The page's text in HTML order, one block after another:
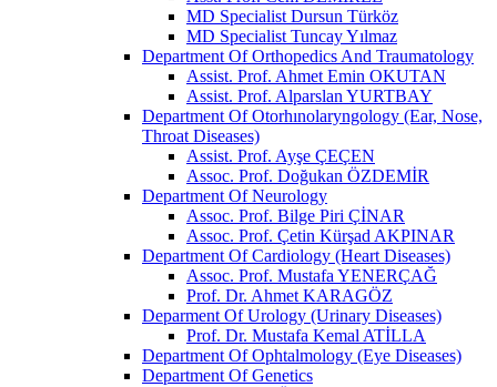
MD Specialist Dursun Türköz
MD Specialist Tuncay Yılmaz
Department Of Orthopedics And Traumatology
Assist. Prof. Ahmet Emin OKUTAN
Assist. Prof. Alparslan YURTBAY
Department Of Otorhınolaryngology (Ear, Nose,
Throat Diseases)
Assist. Prof. Ayşe ÇEÇEN
Assoc. Prof. Doğukan ÖZDEMİR
Department Of Neurology
Assoc. Prof. Bilge Piri ÇİNAR
Assoc. Prof. Çetin Kürşad AKPINAR
Department Of Cardiology (Heart Diseases)
Assoc. Prof. Mustafa YENERÇAĞ
Prof. Dr. Ahmet KARAGÖZ
Deparment Of Urology (Urinary Diseases)
Prof. Dr. Mustafa Kemal ATİLLA
Department Of Ophtalmology (Eye Diseases)
Department Of Genetics